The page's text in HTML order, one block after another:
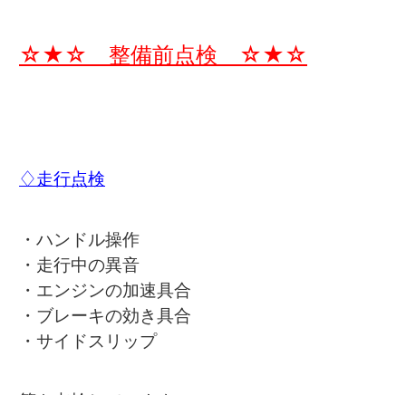
☆★☆ 整備前点検 ☆★☆
♢走行点検
・ハンドル操作
・走行中の異音
・エンジンの加速具合
・ブレーキの効き具合
・サイドスリップ